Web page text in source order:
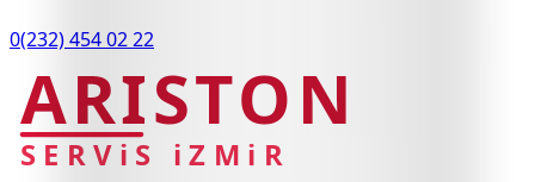
0(232) 454 02 22
ARISTON
SERViS iZMiR